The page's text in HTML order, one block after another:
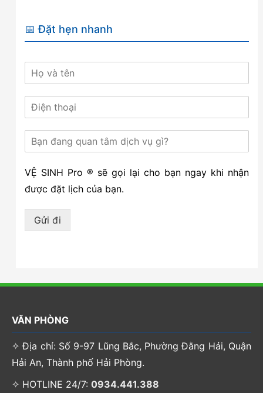
📅 Đặt hẹn nhanh
VỆ SINH Pro ® sẽ gọi lại cho bạn ngay khi nhận
được đặt lịch của bạn.
Gửi đi
VĂN PHÒNG
✧ Địa chỉ: Số 9-97 Lũng Bắc, Phường Đằng Hải, Quận
Hải An, Thành phố Hải Phòng.
✧ HOTLINE 24/7: 0934.441.388